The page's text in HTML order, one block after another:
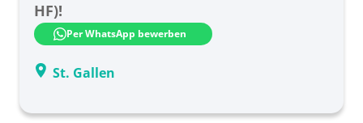
HF)!
Per WhatsApp bewerben
St. Gallen